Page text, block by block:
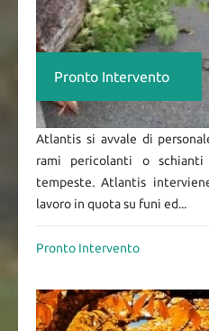
Pronto Intervento
Atlantis si avvale di
rami pericolanti o
tempeste. Atlantis
lavoro in quota su funi ed...
Pronto Intervento